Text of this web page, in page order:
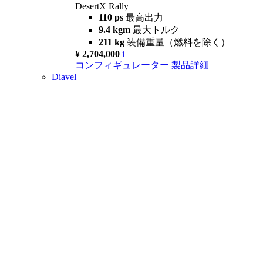
DesertX Rally
110 ps 最高出力
9.4 kgm 最大トルク
211 kg 装備重量（燃料を除く）
¥ 2,704,000 i
コンフィギュレーター 製品詳細
Diavel